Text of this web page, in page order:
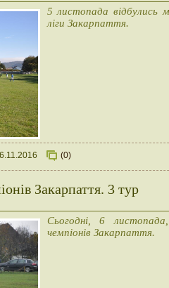
5 листопада відбулись
ліги Закарпаття.
(0)
Закарпаття. 3 тур
Сьогодні, 6
чемпіонів Закарпаття.